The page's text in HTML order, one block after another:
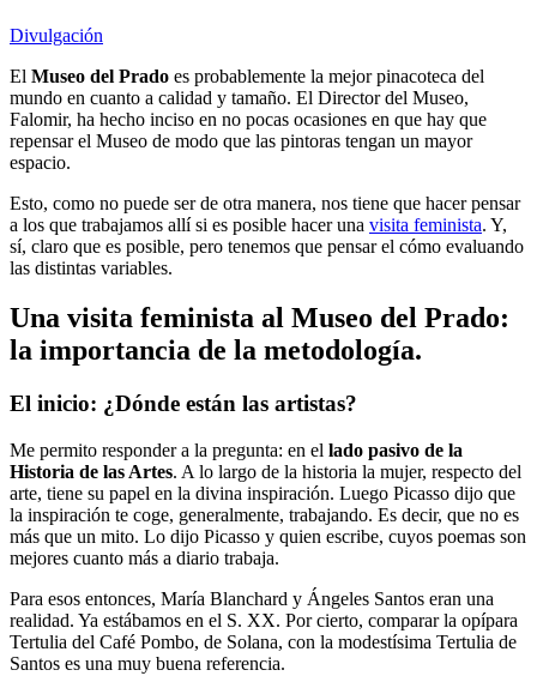
Divulgación
El Museo del Prado es probablemente la mejor pinacoteca del
mundo en cuanto a calidad y tamaño. El Director del Museo,
Falomir, ha hecho inciso en no pocas ocasiones en que hay que
repensar el Museo de modo que las pintoras tengan un mayor
espacio.
Esto, como no puede ser de otra manera, nos tiene que hacer pensar
a los que trabajamos allí si es posible hacer una visita feminista. Y,
sí, claro que es posible, pero tenemos que pensar el cómo evaluando
las distintas variables.
Una visita feminista al Museo del Prado:
la importancia de la metodología.
El inicio: ¿Dónde están las artistas?
Me permito responder a la pregunta: en el lado pasivo de la
Historia de las Artes. A lo largo de la historia la mujer, respecto del
arte, tiene su papel en la divina inspiración. Luego Picasso dijo que
la inspiración te coge, generalmente, trabajando. Es decir, que no es
más que un mito. Lo dijo Picasso y quien escribe, cuyos poemas son
mejores cuanto más a diario trabaja.
Para esos entonces, María Blanchard y Ángeles Santos eran una
realidad. Ya estábamos en el S. XX. Por cierto, comparar la opípara
Tertulia del Café Pombo, de Solana, con la modestísima Tertulia de
Santos es una muy buena referencia.